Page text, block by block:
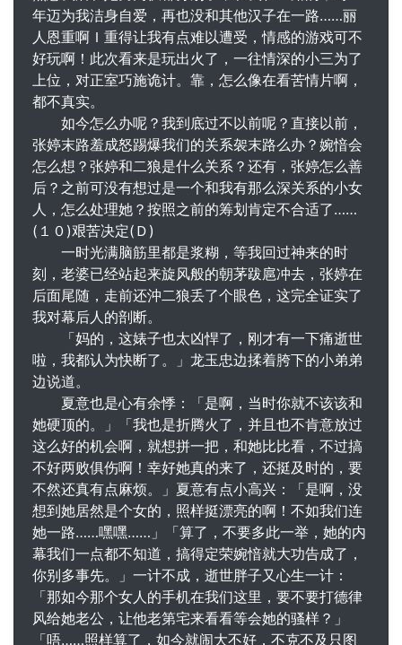
年迈为我洁身自爱，再也没和其他汉子在一路……丽
人恩重啊Ｉ重得让我有点难以遭受，情感的游戏可不
好玩啊！此次看来是玩出火了，一往情深的小三为了
上位，对正室巧施诡计。靠，怎么像在看苦情片啊，
都不真实。
如今怎么办呢？我到底过不以前呢？直接以前，
张婷末路羞成怒踢爆我们的关系袈末路么办？婉愔会
怎么想？张婷和二狼是什么关系？还有，张婷怎么善
后？之前可没有想过是一个和我有那么深关系的小女
人，怎么处理她？按照之前的筹划肯定不合适了……
(１０)艰苦决定(Ｄ)
一时光满脑筋里都是浆糊，等我回过神来的时
刻，老婆已经站起来旋风般的朝茅跋扈冲去，张婷在
后面尾随，走前还沖二狼丢了个眼色，这完全证实了
我对幕后人的剖断。
「妈的，这婊子也太凶悍了，刚才有一下痛逝世
啦，我都认为快断了。」龙玉忠边揉着胯下的小弟弟
边说道。
夏意也是心有余悸：「是啊，当时你就不该该和
她硬顶的。」「我也是折腾火了，并且也不肯意放过
这么好的机会啊，就想拼一把，和她比比看，不过搞
不好两败俱伤啊！幸好她真的来了，还挺及时的，要
不然还真有点麻烦。」夏意有点小高兴：「是啊，没
想到她居然是个女的，照样挺漂亮的啊！不如我们连
她一路……嘿嘿……」「算了，不要多此一举，她的内
幕我们一点都不知道，搞得定荣婉愔就大功告成了，
你别多事先。」一计不成，逝世胖子又心生一计：
「那如今那个女人的手机在我们这里，要不要打德律
风给她老公，让他老第宅来看看等会她的骚样？」
「唔……照样算了，如今就闹大不好，不克不及只图